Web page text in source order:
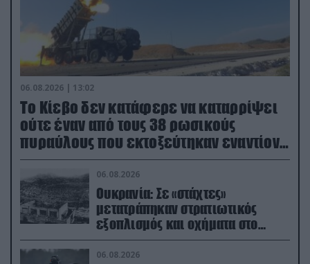
06.08.2026 | 13:02
Το Κίεβο δεν κατάφερε να καταρρίψει
ούτε έναν από τους 38 ρωσικούς
πυραύλους που εκτοξεύτηκαν εναντίον
του
06.08.2026
Ουκρανία: Σε «στάχτες»
μετατράπηκαν στρατιωτικός
εξοπλισμός και οχήματα στο
Κίεβο μετά από ρωσικά
πλήγματα (βίντεο)
06.08.2026